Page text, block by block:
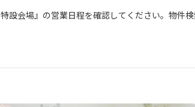
設会場』の営業⽇程を確認してください。物件